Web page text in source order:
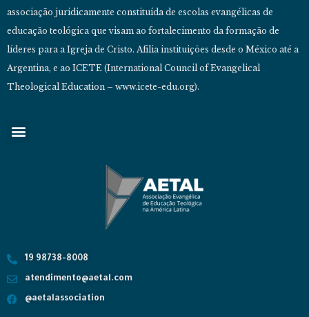
associação juridicamente constituída de escolas evangélicas de
educação teológica que visam ao fortalecimento da formação de
líderes para a Igreja de Cristo. Afilia instituições desde o México até a
Argentina, e ao ICETE (International Council of Evangelical
Theological Education – www.icete-edu.org).
19 98738-8008
atendimento@aetal.com
@aetalassociation